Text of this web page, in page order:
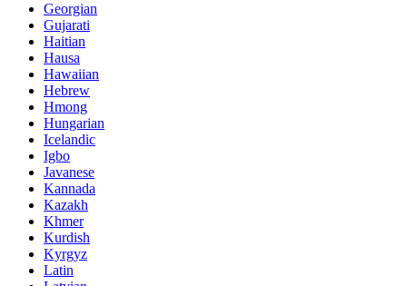
Georgian
Gujarati
Haitian
Hausa
Hawaiian
Hebrew
Hmong
Hungarian
Icelandic
Igbo
Javanese
Kannada
Kazakh
Khmer
Kurdish
Kyrgyz
Latin